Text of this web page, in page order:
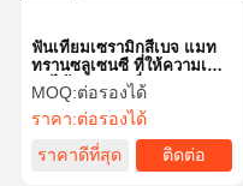
ฟันเทียมเซรามิกสีเบจ แมท
ทรานซลูเซนซี ที่ให้ความเข้า
กันได้อย่างต่อเนื่อง 400-
600MPa
MOQ:ต่อรองได้
ราคา:ต่อรองได้
ราคาดีที่สุด
ติดต่อ